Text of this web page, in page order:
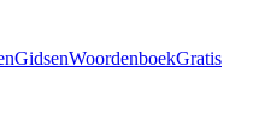
GidsenWoordenboekGratis